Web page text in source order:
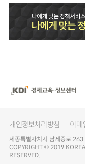
개인정보처리방침 이메
세종특별자치시 남세종로
COPYRIGHT © 2019
RESERVED.